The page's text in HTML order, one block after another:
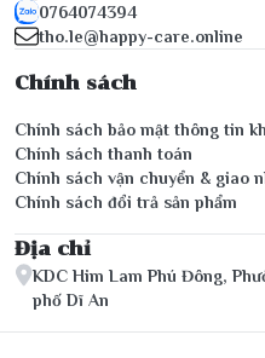
0764074394
tho.le@happy-care.online
Chính sách
Chính sách bảo mật thông tin
Chính sách thanh toán
Chính sách vận chuyển & giao
Chính sách đổi trả sản phẩm
Địa chỉ
KDC Him Lam Phú Đông,
phố Dĩ An